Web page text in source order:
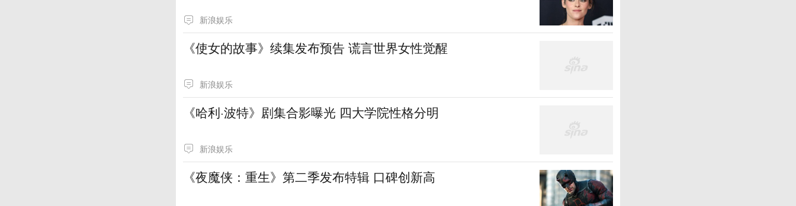
新浪娱乐
《使女的故事》续集发布预告 谎言世界女性觉醒
新浪娱乐
《哈利·波特》剧集合影曝光 四大学院性格分明
新浪娱乐
《夜魔侠：重生》第二季发布特辑 口碑创新高